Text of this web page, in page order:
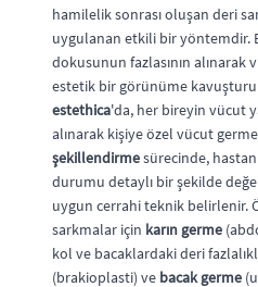
hamilelik sonrası oluşan deri
uygulanan etkili bir yöntemdir.
dokusunun fazlasının alınarak
estetik bir görünüme
estethica'da, her bireyin vücut
alınarak kişiye özel vücut germe
şekillendirmesürecinde,
durumu detaylı bir şekilde
uygun cerrahi teknik belirlenir.
sarkmalar için karın germe
kol ve bacaklardaki deri
(brakioplasti) ve bacak germe